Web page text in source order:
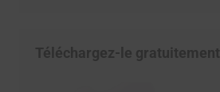
Téléchargez-le gratuitement